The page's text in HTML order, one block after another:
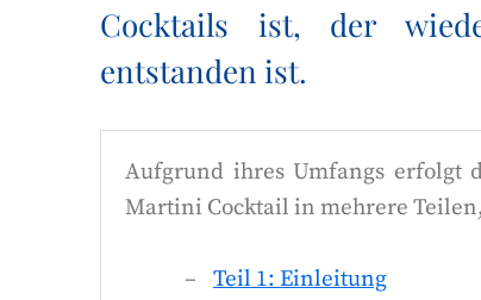
Cocktails ist, der
entstanden ist.
Aufgrund ihres Umfangs erfolgt
Martini Cocktail in mehrere
Teil 1: Einleitung